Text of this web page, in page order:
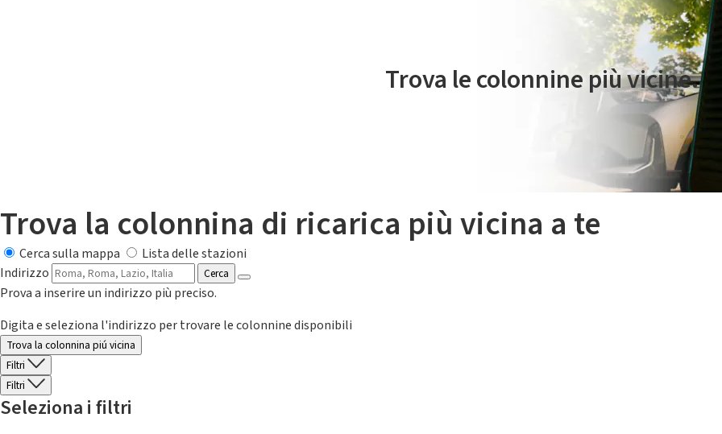
Trova le colonnine più vicine.
Trova la colonnina di ricarica più vicina a te
Cerca sulla mappa
Lista delle stazioni
Indirizzo
Cerca
Prova a inserire un indirizzo più preciso.
Digita e seleziona l'indirizzo per trovare le colonnine disponibili
Trova la colonnina piú vicina
Filtri
Filtri
Seleziona i filtri